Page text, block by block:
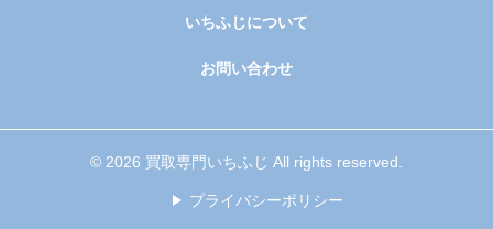
いちふじについて
お問い合わせ
© 2026 買取専門いちふじ All rights reserved.
プライバシーポリシー